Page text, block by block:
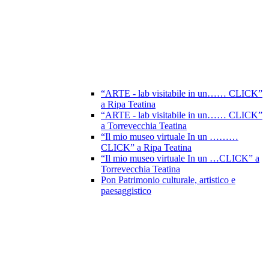
“ARTE - lab visitabile in un…… CLICK”
a Ripa Teatina
“ARTE - lab visitabile in un…… CLICK”
a Torrevecchia Teatina
“Il mio museo virtuale In un ………
CLICK” a Ripa Teatina
“Il mio museo virtuale In un …CLICK” a
Torrevecchia Teatina
Pon Patrimonio culturale, artistico e
paesaggistico